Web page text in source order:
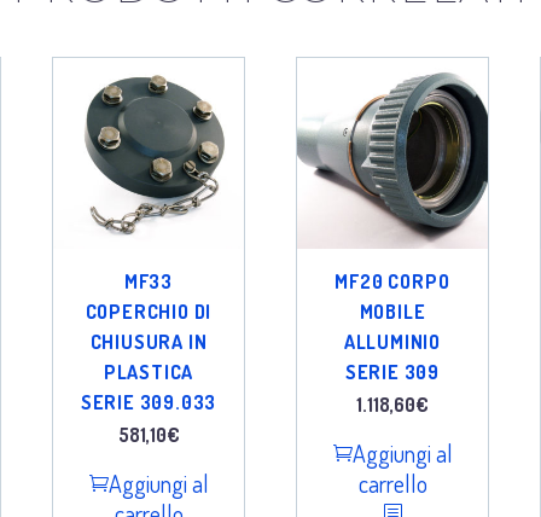
MF33
COPERCHIO DI
CHIUSURA IN
PLASTICA
SERIE 309.033
581,10€
Aggiungi al
MF20 CORPO
MOBILE
ALLUMINIO
SERIE 309
1.118,60€
Aggiungi al
carrello